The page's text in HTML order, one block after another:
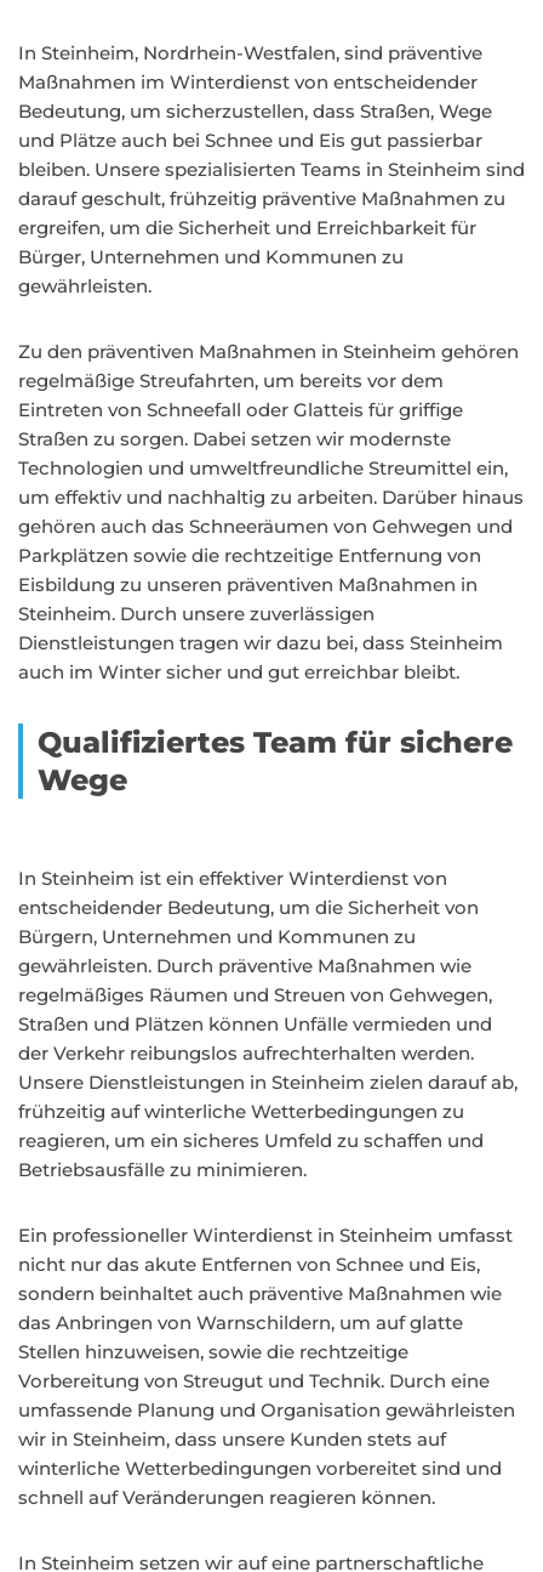
In Steinheim, Nordrhein-Westfalen, sind präventive
Maßnahmen im Winterdienst von entscheidender
Bedeutung, um sicherzustellen, dass Straßen, Wege
und Plätze auch bei Schnee und Eis gut passierbar
bleiben. Unsere spezialisierten Teams in Steinheim sind
darauf geschult, frühzeitig präventive Maßnahmen zu
ergreifen, um die Sicherheit und Erreichbarkeit für
Bürger, Unternehmen und Kommunen zu
gewährleisten.
Zu den präventiven Maßnahmen in Steinheim gehören
regelmäßige Streufahrten, um bereits vor dem
Eintreten von Schneefall oder Glatteis für griffige
Straßen zu sorgen. Dabei setzen wir modernste
Technologien und umweltfreundliche Streumittel ein,
um effektiv und nachhaltig zu arbeiten. Darüber hinaus
gehören auch das Schneeräumen von Gehwegen und
Parkplätzen sowie die rechtzeitige Entfernung von
Eisbildung zu unseren präventiven Maßnahmen in
Steinheim. Durch unsere zuverlässigen
Dienstleistungen tragen wir dazu bei, dass Steinheim
auch im Winter sicher und gut erreichbar bleibt.
Qualifiziertes Team für sichere
Wege
In Steinheim ist ein effektiver Winterdienst von
entscheidender Bedeutung, um die Sicherheit von
Bürgern, Unternehmen und Kommunen zu
gewährleisten. Durch präventive Maßnahmen wie
regelmäßiges Räumen und Streuen von Gehwegen,
Straßen und Plätzen können Unfälle vermieden und
der Verkehr reibungslos aufrechterhalten werden.
Unsere Dienstleistungen in Steinheim zielen darauf ab,
frühzeitig auf winterliche Wetterbedingungen zu
reagieren, um ein sicheres Umfeld zu schaffen und
Betriebsausfälle zu minimieren.
Ein professioneller Winterdienst in Steinheim umfasst
nicht nur das akute Entfernen von Schnee und Eis,
sondern beinhaltet auch präventive Maßnahmen wie
das Anbringen von Warnschildern, um auf glatte
Stellen hinzuweisen, sowie die rechtzeitige
Vorbereitung von Streugut und Technik. Durch eine
umfassende Planung und Organisation gewährleisten
wir in Steinheim, dass unsere Kunden stets auf
winterliche Wetterbedingungen vorbereitet sind und
schnell auf Veränderungen reagieren können.
In Steinheim setzen wir auf eine partnerschaftliche